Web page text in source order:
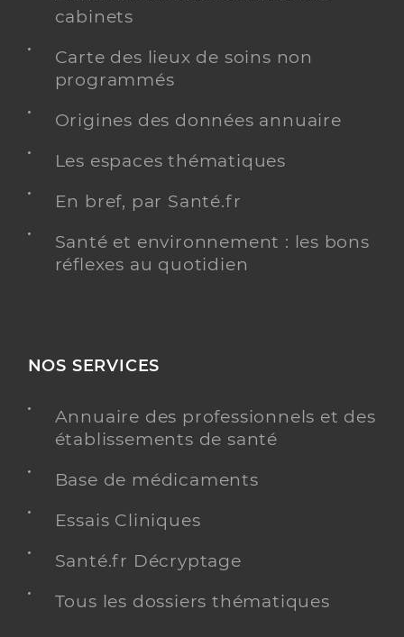
cabinets
Carte des lieux de soins non
programmés
Origines des données annuaire
Les espaces thématiques
En bref, par Santé.fr
Santé et environnement : les bons
réflexes au quotidien
NOS SERVICES
Annuaire des professionnels et des
établissements de santé
Base de médicaments
Essais Cliniques
Santé.fr Décryptage
Tous les dossiers thématiques